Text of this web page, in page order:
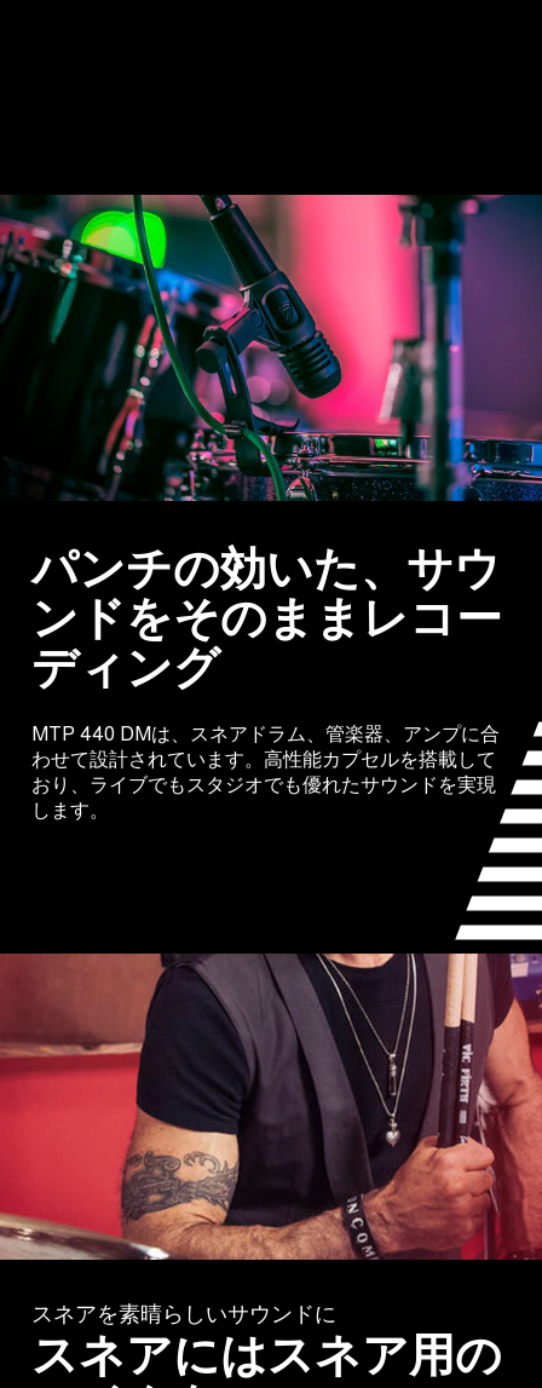
パンチの効いた、サウ
ンドをそのままレコー
ディング
MTP 440 DMは、スネアドラム、管楽器、アンプに合
わせて設計されています。高性能カプセルを搭載して
おり、ライブでもスタジオでも優れたサウンドを実現
します。
スネアを素晴らしいサウンドに
スネアにはスネア用の